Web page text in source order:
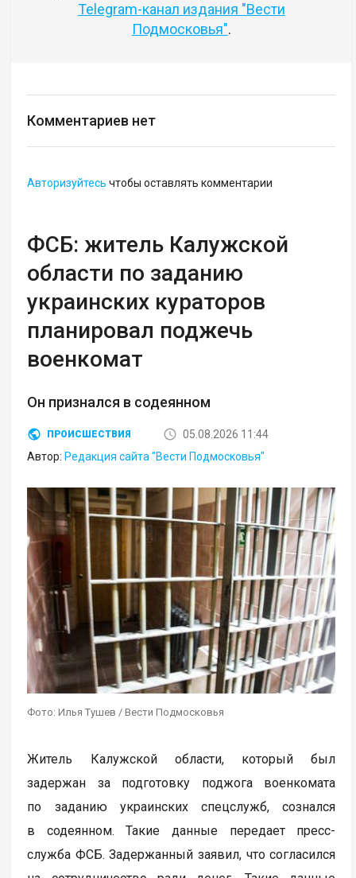
Telegram-канал издания "Вести
Подмосковья".
Комментариев нет
Авторизуйтесь чтобы оставлять комментарии
ФСБ: житель Калужской
области по заданию
украинских кураторов
планировал поджечь
военкомат
Он признался в содеянном
ПРОИСШЕСТВИЯ
05.08.2026 11:44
Автор: Редакция сайта "Вести Подмосковья"
Фото: Илья Тушев / Вести Подмосковья
Житель Калужской области, который был
задержан за подготовку поджога военкомата
по заданию украинских спецслужб, сознался
в содеянном. Такие данные передает пресс-
служба ФСБ. Задержанный заявил, что согласился